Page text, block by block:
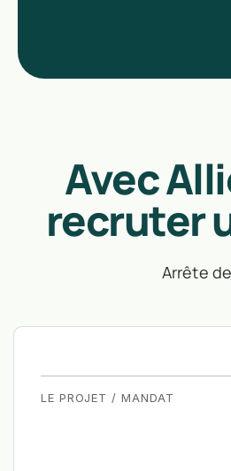
Avec
recruter
Arrête
LE PROJET / MANDAT